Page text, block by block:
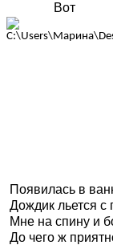
Вот
Появилась в
Дождик льется с
Мне на спину и
До чего ж